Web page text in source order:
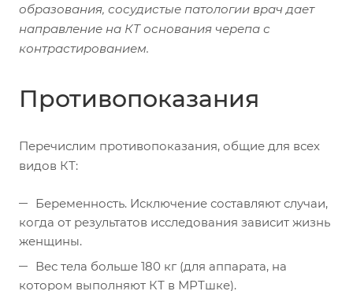
образования, сосудистые патологии врач дает
направление на КТ основания черепа с
контрастированием.
Противопоказания
Перечислим противопоказания, общие для всех
видов КТ:
Беременность. Исключение составляют случаи,
когда от результатов исследования зависит жизнь
женщины.
Вес тела больше 180 кг (для аппарата, на
котором выполняют КТ в МРТшке).